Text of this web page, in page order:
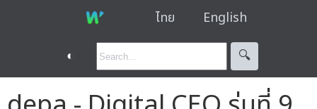
ไทย English
◐ 🔍︎